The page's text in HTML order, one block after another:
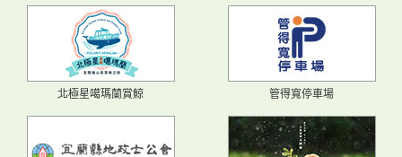
北極星噶瑪蘭賞鯨 管得寬停車場